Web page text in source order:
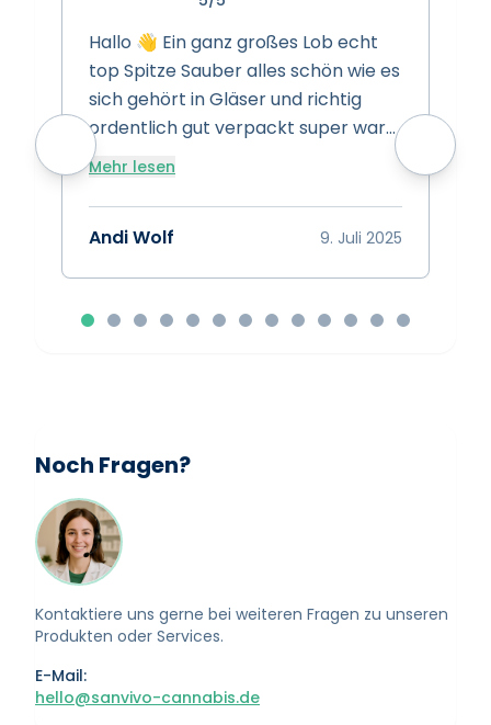
Hallo 👋 Ein ganz großes Lob echt
top Spitze Sauber alles schön wie es
sich gehört in Gläser und richtig
ordentlich gut verpackt super ware
super Preise super Leistung Spitze
Bewertung 15/10 👍👍👍
Mehr lesen
Andi Wolf 9. Juli 2025
Noch Fragen?
Kontaktiere uns gerne bei weiteren Fragen zu unseren
Produkten oder Services.
E-Mail:
hello@sanvivo-cannabis.de